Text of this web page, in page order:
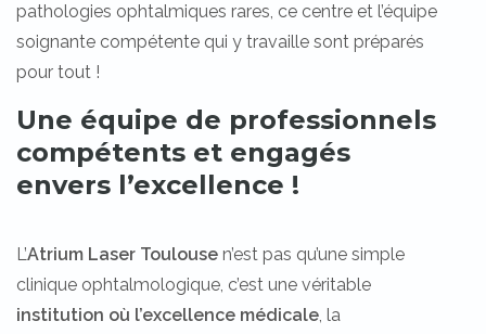
pathologies ophtalmiques rares, ce centre et l’équipe
soignante compétente qui y travaille sont préparés
pour tout !
Une équipe de professionnels
compétents et engagés
envers l’excellence !
L’Atrium Laser Toulouse n’est pas qu’une simple
clinique ophtalmologique, c’est une véritable
institution où l’excellence médicale, la